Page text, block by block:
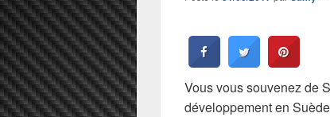
Vous vous souvenez de
développement en